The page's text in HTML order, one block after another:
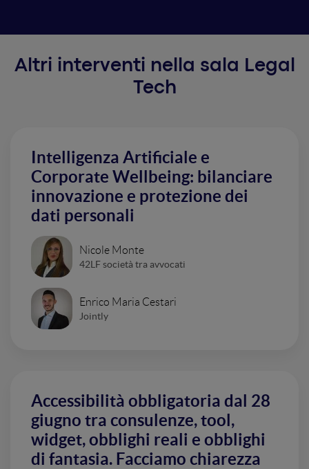
Altri interventi nella sala Legal
Tech
Intelligenza Artificiale e
Corporate Wellbeing: bilanciare
innovazione e protezione dei
dati personali
Nicole Monte
42LF società tra avvocati
Enrico Maria Cestari
Jointly
Accessibilità obbligatoria dal 28
giugno tra consulenze, tool,
widget, obblighi reali e obblighi
di fantasia. Facciamo chiarezza